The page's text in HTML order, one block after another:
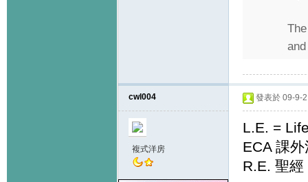
cwl004
複式洋房
發表於 09-9-
L.E. =
ECA 課
R.E. 聖經